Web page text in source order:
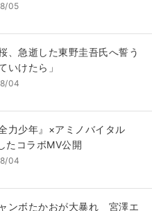
05
、急逝した東野圭吾氏へ誓う
いけたら」
04
力少年』×アミノバイタル
たコラボMV公開
04
ンボたかおが大暴れ 宮澤エ